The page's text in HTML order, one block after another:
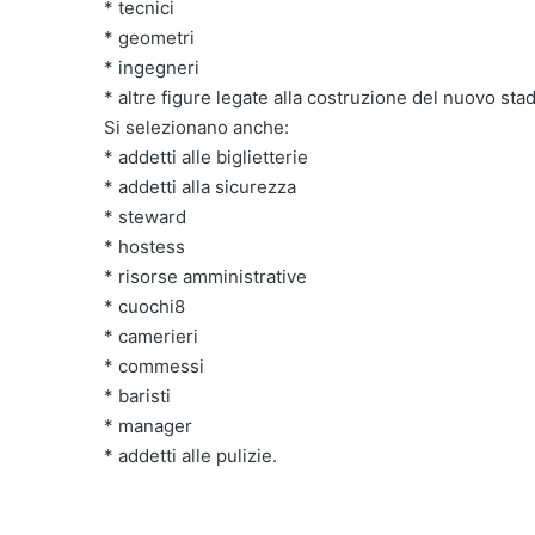
* tecnici
* geometri
* ingegneri
* altre figure legate alla costruzione del nuovo
Si selezionano anche:
* addetti alle biglietterie
* addetti alla sicurezza
* steward
* hostess
* risorse amministrative
* cuochi8
* camerieri
* commessi
* baristi
* manager
* addetti alle pulizie.